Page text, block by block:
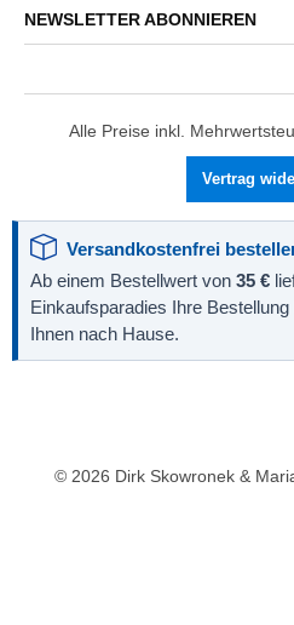
NEWSLETTER ABONNIEREN
Alle Preise inkl.
Vertrag
Versandkostenfrei
Ab einem Bestellwert von 35 €
Einkaufsparadies Ihre
Ihnen nach Hause.
© 2026 Dirk Skowronek &